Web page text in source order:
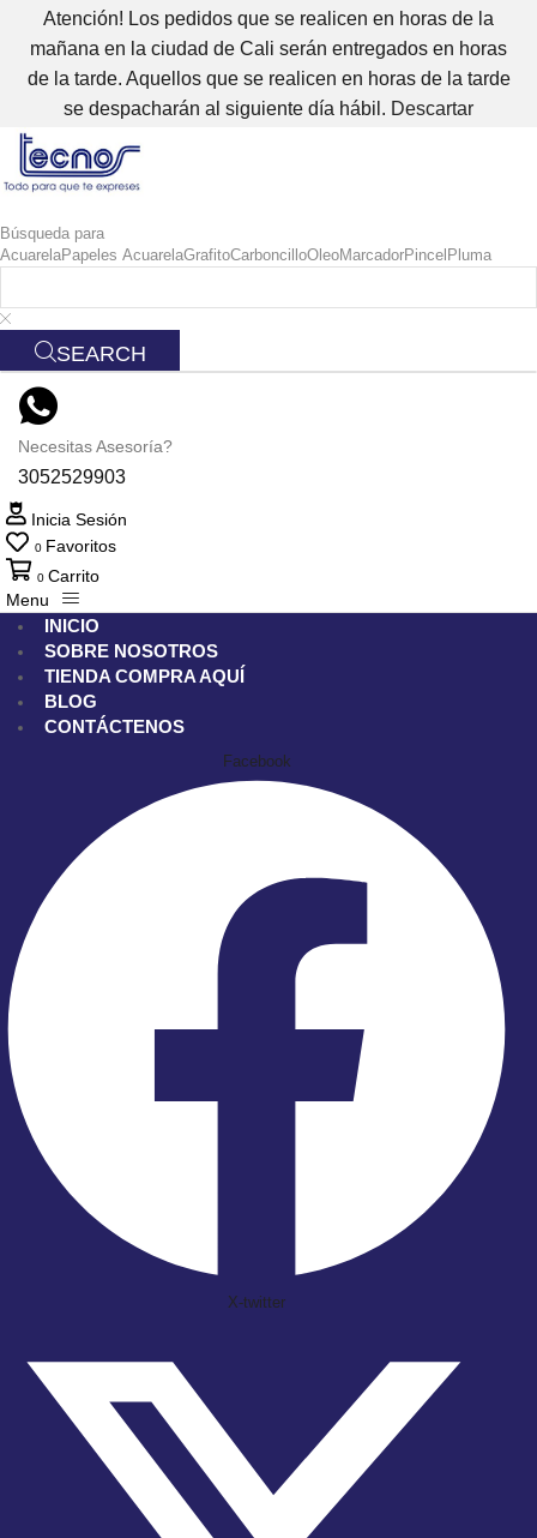
Atención! Los pedidos que se realicen en horas de la
mañana en la ciudad de Cali serán entregados en horas
de la tarde. Aquellos que se realicen en horas de la tarde
se despacharán al siguiente día hábil. Descartar
Búsqueda para
AcuarelaPapeles AcuarelaGrafitoCarboncilloOleoMarcadorPincel Pluma
SEARCH
Necesitas Asesoría?
3052529903
Inicia Sesión
0 Favoritos
0 Carrito
Menu
INICIO
SOBRE NOSOTROS
TIENDA COMPRA AQUÍ
BLOG
CONTÁCTENOS
Facebook
X-twitter